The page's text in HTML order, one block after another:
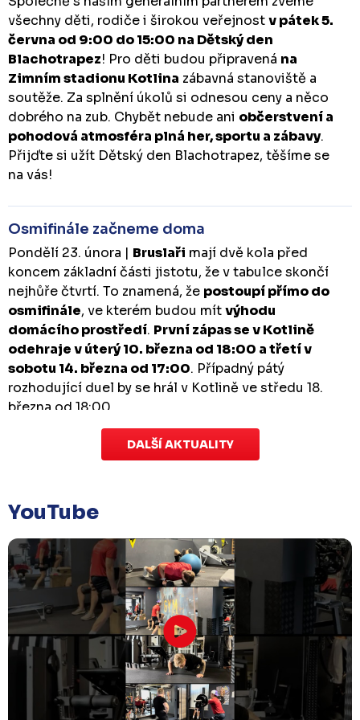
všechny děti, rodiče i širokou veřejnostv pátek 5.
června od 9:00 do 15:00 na Dětský den
Blachotrapez! Pro děti budou připravená na
Zimním stadionu Kotlina zábavná stanoviště a
soutěže. Za splnění úkolů si odnesou ceny a něco
dobrého na zub. Chybět nebude ani občerstvení a
pohodová atmosféra plná her, sportu a zábavy.
Přijďte si užít Dětský den Blachotrapez, těšíme se
na vás!
Osmifinále začneme doma
Pondělí 23. února | Bruslaři mají dvě kola před
koncem základní části jistotu, že v tabulce skončí
nejhůře čtvrtí. To znamená, že postoupí přímo do
osmifinále, ve kterém budou mítvýhodu
domácího prostředí. První zápas se v Kotlině
odehraje v úterý 10. března od 18:00 a třetí v
sobotu 14. března od 17:00. Případný pátý
rozhodující duel by se hrál v Kotlině ve středu 18.
března od 18:00.
Zápas dorostu je odložen
které se mělo odehrát v pátek 30. ledna ve 14:15,
odloženo!Odehraje se v náhradním termínu, o
kterém se bude jednat.
Náhradní termín 32. kola
Úterý 27. ledna | Utkání 32. kola v Písku
, které se
mělo původně odehrát 31. ledna, bylo z důvodu
marodky Králů odloženo. Kluby se domluvily na
náhradním termínu, Bruslaři se s Pískem utkají
v pondělí 16. února od 18:00.
DALŠÍ AKTUALITY
YouTube